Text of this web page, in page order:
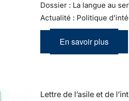
Dossier : La langue au
Actualité : Politique
En savoir plus
Lettre de l’asile et de